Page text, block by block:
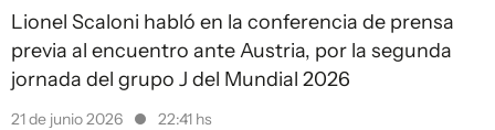
Lionel Scaloni habló en la conferencia de prensa
previa al encuentro ante Austria, por la segunda
jornada del grupo J del Mundial 2026
21 de junio 2026 22:41 hs